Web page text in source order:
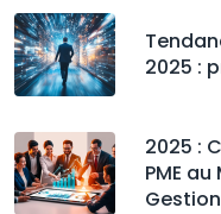
2025 :
2025 :
PME